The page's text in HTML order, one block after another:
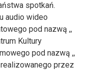
spotkań.
audio wideo
pod nazwą ,,
Kultury
pod nazwą ,,
realizowanego przez